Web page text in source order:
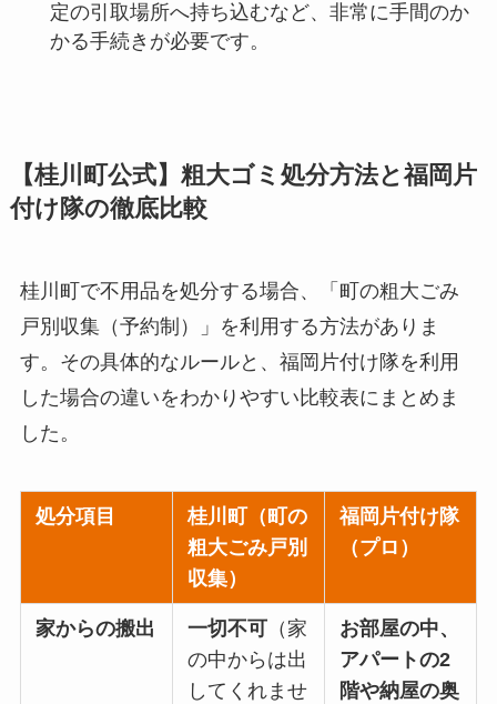
定の引取場所へ持ち込むなど、非常に手間のか
かる手続きが必要です。
【桂川町公式】粗大ゴミ処分方法と福岡片
付け隊の徹底比較
桂川町で不用品を処分する場合、「町の粗大ごみ
戸別収集（予約制）」を利用する方法がありま
す。その具体的なルールと、福岡片付け隊を利用
した場合の違いをわかりやすい比較表にまとめま
した。
処分項目
桂川町（町の
粗大ごみ戸別
収集）
福岡片付け隊
（プロ）
家からの搬出 一切不可 （家
の中からは出
してくれませ
お部屋の中、
アパートの2
階や納屋の奥